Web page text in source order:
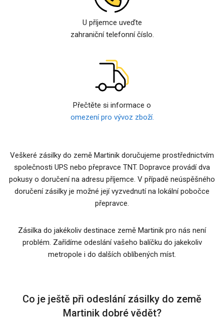
U příjemce uveďte
zahraniční telefonní číslo.
Přečtěte si informace o
omezení pro vývoz zboží.
Veškeré zásilky do země Martinik doručujeme prostřednictvím
společnosti UPS nebo přepravce TNT. Dopravce provádí dva
pokusy o doručení na adresu příjemce. V případě neúspěšného
doručení zásilky je možné její vyzvednutí na lokální pobočce
přepravce.
Zásilka do jakékoliv destinace země Martinik pro nás není
problém. Zařídíme odeslání vašeho balíčku do jakekoliv
metropole i do dalších oblíbených míst.
Co je ještě při odeslání zásilky do země
Martinik dobré vědět?